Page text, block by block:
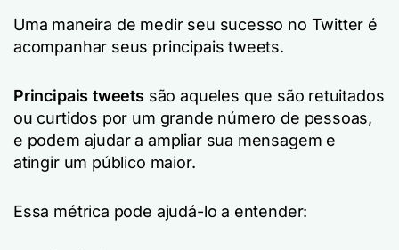
Uma maneira de medir seu sucesso no Twitter é
acompanhar seus principais tweets.
Principais tweets são aqueles que são retuitados
ou curtidos por um grande número de pessoas,
e podem ajudar a ampliar sua mensagem e
atingir um público maior.
Essa métrica pode ajudá-lo a entender: